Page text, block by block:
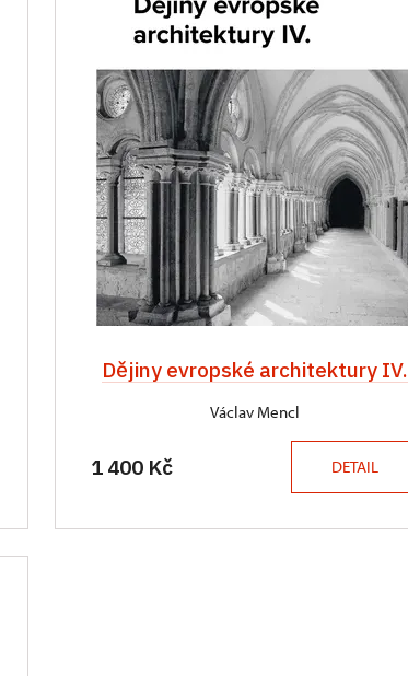
Dějiny evropské architektury IV.
Václav Mencl
1 400 Kč DETAIL